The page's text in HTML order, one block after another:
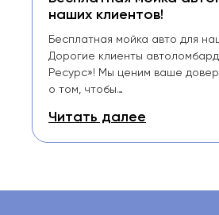
наших клиентов!
Бесплатная мойка авто для
Дорогие клиенты
Ресурс»! Мы ценим ваше
о том, чтобы…
Читать далее